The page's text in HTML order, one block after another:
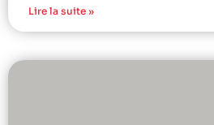
Lire la suite »